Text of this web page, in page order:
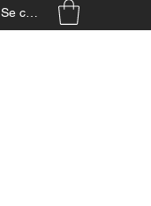
Se connecter